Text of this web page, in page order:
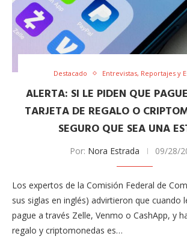
Destacado Entrevistas, Reportajes y
ALERTA: SI LE PIDEN QUE
TARJETA DE REGALO O
SEGURO QUE SEA UNA
Por: Nora Estrada 09/28/
​Los expertos de la ​Comisión Federal de
sus siglas en inglés) ​advirtieron ​que cuando
pague a través Zelle, Venmo o CashApp, y
regalo y criptomonedas​ es…